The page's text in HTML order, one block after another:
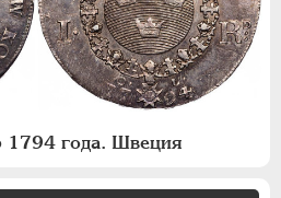
1794 года. Швеция